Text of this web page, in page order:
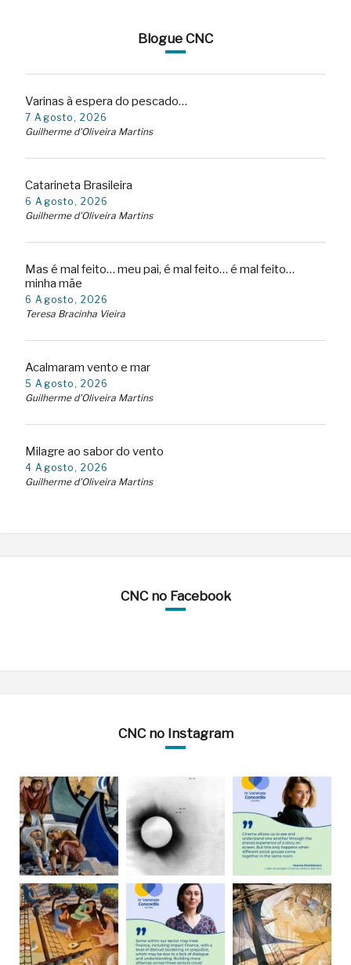
Blogue CNC
Varinas à espera do pescado…
7 Agosto, 2026
Guilherme d'Oliveira Martins
Catarineta Brasileira
6 Agosto, 2026
Guilherme d'Oliveira Martins
Mas é mal feito… meu pai, é mal feito… é mal feito…
minha mãe
6 Agosto, 2026
Teresa Bracinha Vieira
Acalmaram vento e mar
5 Agosto, 2026
Guilherme d'Oliveira Martins
Milagre ao sabor do vento
4 Agosto, 2026
Guilherme d'Oliveira Martins
CNC no Facebook
CNC no Instagram